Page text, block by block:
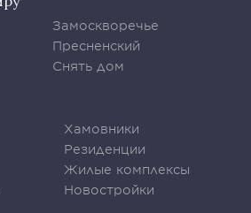
Замоскворечье
Пресненский
Снять дом
Хамовники
Резиденции
Жилые комплексы
Новостройки